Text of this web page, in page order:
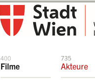
400
Filme
735
Akteure